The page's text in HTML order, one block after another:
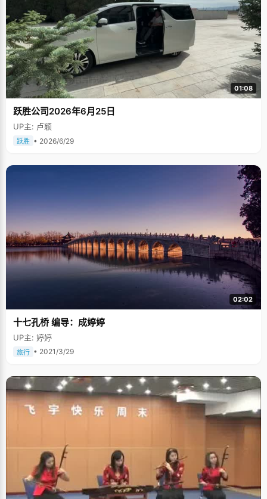
01:08
跃胜公司2026年6月25日
UP主: 卢颖
跃胜 • 2026/6/29
02:02
十七孔桥 编导：成婷婷
UP主: 婷婷
旅行 • 2021/3/29